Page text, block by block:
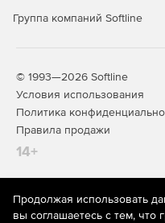
защита
Группа компаний Softline
© 1993—2026 Softline
Условия использования
Политика
Правила продажи
14+
На информационном
Продолжая использовать
вы соглашаетесь с тем, что